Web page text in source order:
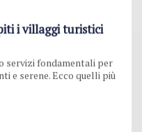
i villaggi turistici
servizi fondamentali per
e serene. Ecco quelli più